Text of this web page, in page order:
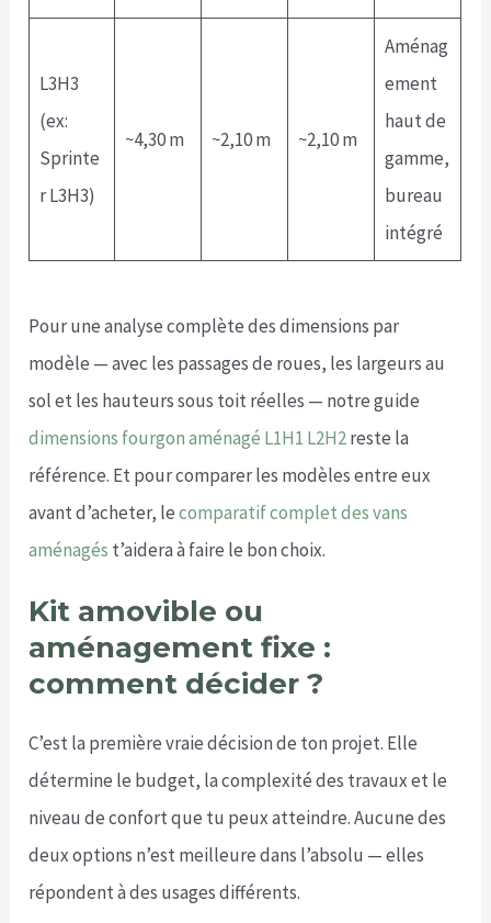
L3H3
(ex:
Sprinte
r L3H3)
~4,30 m ~2,10 m ~2,10 m
Aménag
ement
haut de
gamme,
bureau
intégré
Pour une analyse complète des dimensions par
modèle — avec les passages de roues, les largeurs au
sol et les hauteurs sous toit réelles — notre guide
dimensions fourgon aménagé L1H1 L2H2reste la
référence. Et pour comparer les modèles entre eux
avant d’acheter, lecomparatif complet des vans
aménagés t’aidera à faire le bon choix.
Kit amovible ou
aménagement fixe :
comment décider ?
C’est la première vraie décision de ton projet. Elle
détermine le budget, la complexité des travaux et le
niveau de confort que tu peux atteindre. Aucune des
deux options n’est meilleure dans l’absolu — elles
répondent à des usages différents.